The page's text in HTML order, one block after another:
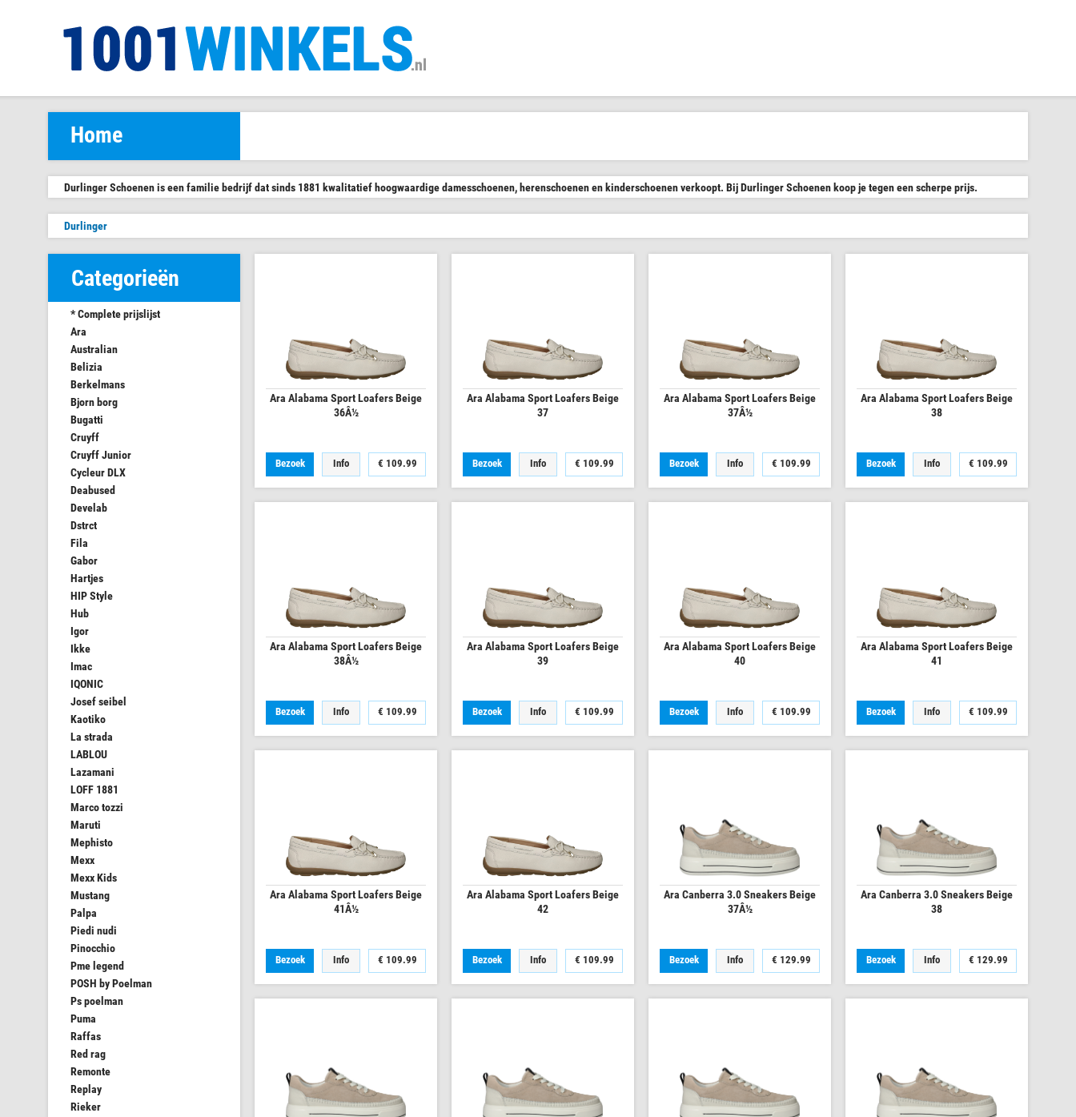
Home
Durlinger Schoenen is een familie bedrijf dat sinds 1881 kwalitatief hoogwaardige damesschoenen, herenschoenen en kinderschoenen verkoopt. Bij Durlinger Schoenen koop je tegen een scherpe prijs.
Durlinger
Categorieën
* Complete prijslijst
Ara
Australian
Belizia
Berkelmans
Bjorn borg
Bugatti
Cruyff
Cruyff Junior
Cycleur DLX
Deabused
Develab
Dstrct
Fila
Gabor
Hartjes
HIP Style
Hub
Igor
Ikke
Imac
IQONIC
Josef seibel
Kaotiko
La strada
LABLOU
Lazamani
LOFF 1881
Marco tozzi
Maruti
Mephisto
Mexx
Mexx Kids
Mustang
Palpa
Piedi nudi
Pinocchio
Pme legend
POSH by Poelman
Ps poelman
Puma
Raffas
Red rag
Remonte
Replay
Rieker
Ara Alabama Sport Loafers Beige
36Â½
Bezoek Info € 109.99
Ara Alabama Sport Loafers Beige
37
Bezoek Info € 109.99
Ara Alabama Sport Loafers Beige
37Â½
Bezoek Info € 109.99
Ara Alabama Sport Loafers Beige
38
Bezoek Info € 109.99
Ara Alabama Sport Loafers Beige
38Â½
Bezoek Info € 109.99
Ara Alabama Sport Loafers Beige
39
Bezoek Info € 109.99
Ara Alabama Sport Loafers Beige
40
Bezoek Info € 109.99
Ara Alabama Sport Loafers Beige
41
Bezoek Info € 109.99
Ara Alabama Sport Loafers Beige
41Â½
Bezoek Info € 109.99
Ara Alabama Sport Loafers Beige
42
Bezoek Info € 109.99
Ara Canberra 3.0 Sneakers Beige
37Â½
Bezoek Info € 129.99
Ara Canberra 3.0 Sneakers Beige
38
Bezoek Info € 129.99